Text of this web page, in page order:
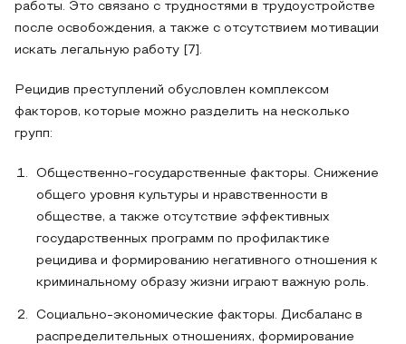
работы. Это связано с трудностями в трудоустройстве
после освобождения, а также с отсутствием мотивации
искать легальную работу [7].
Рецидив преступлений обусловлен комплексом
факторов, которые можно разделить на несколько
групп:
Общественно-государственные факторы. Снижение
общего уровня культуры и нравственности в
обществе, а также отсутствие эффективных
государственных программ по профилактике
рецидива и формированию негативного отношения к
криминальному образу жизни играют важную роль.
Социально-экономические факторы. Дисбаланс в
распределительных отношениях, формирование